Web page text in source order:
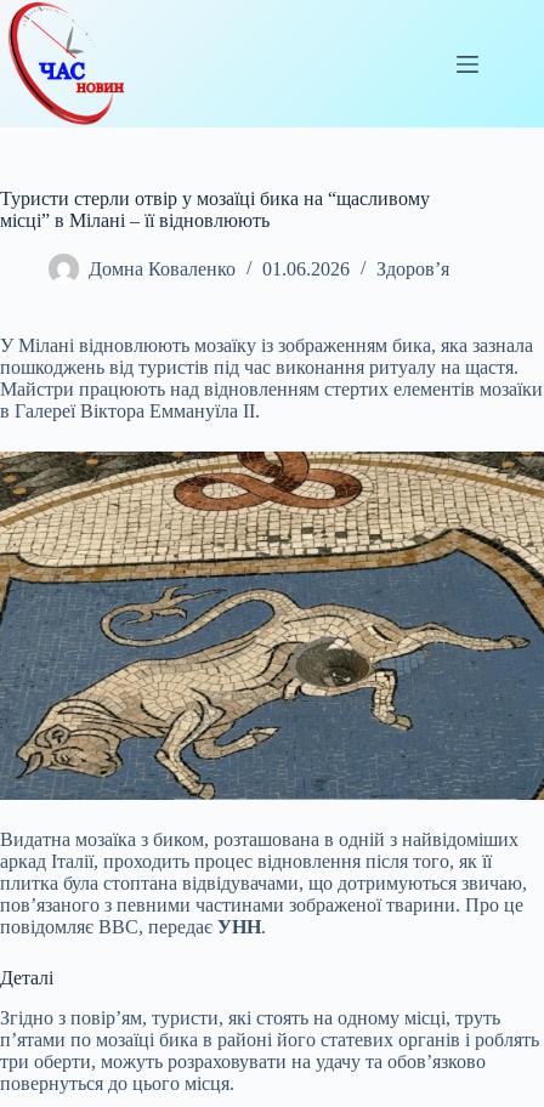
Перейти
до
вмісту
Туристи стерли отвір у мозаїці бика на “щасливому
місці” в Мілані – її відновлюють
Домна Коваленко 01.06.2026 Здоров’я
У Мілані відновлюють мозаїку із зображенням бика, яка зазнала
пошкоджень від туристів під час виконання ритуалу на щастя.
Майстри працюють над відновленням стертих елементів мозаїки
в Галереї Віктора Еммануїла II.
Видатна мозаїка з биком, розташована в одній з найвідоміших
аркад Італії, проходить процес відновлення після того, як її
плитка була стоптана відвідувачами, що дотримуються звичаю,
пов’язаного з певними частинами зображеної тварини. Про це
повідомляє BBC, передає УНН.
Деталі
Згідно з повір’ям, туристи, які стоять на одному місці, труть
п’ятами по мозаїці бика в районі його статевих органів і роблять
три оберти, можуть розраховувати на удачу та обов’язково
повернуться до цього місця.